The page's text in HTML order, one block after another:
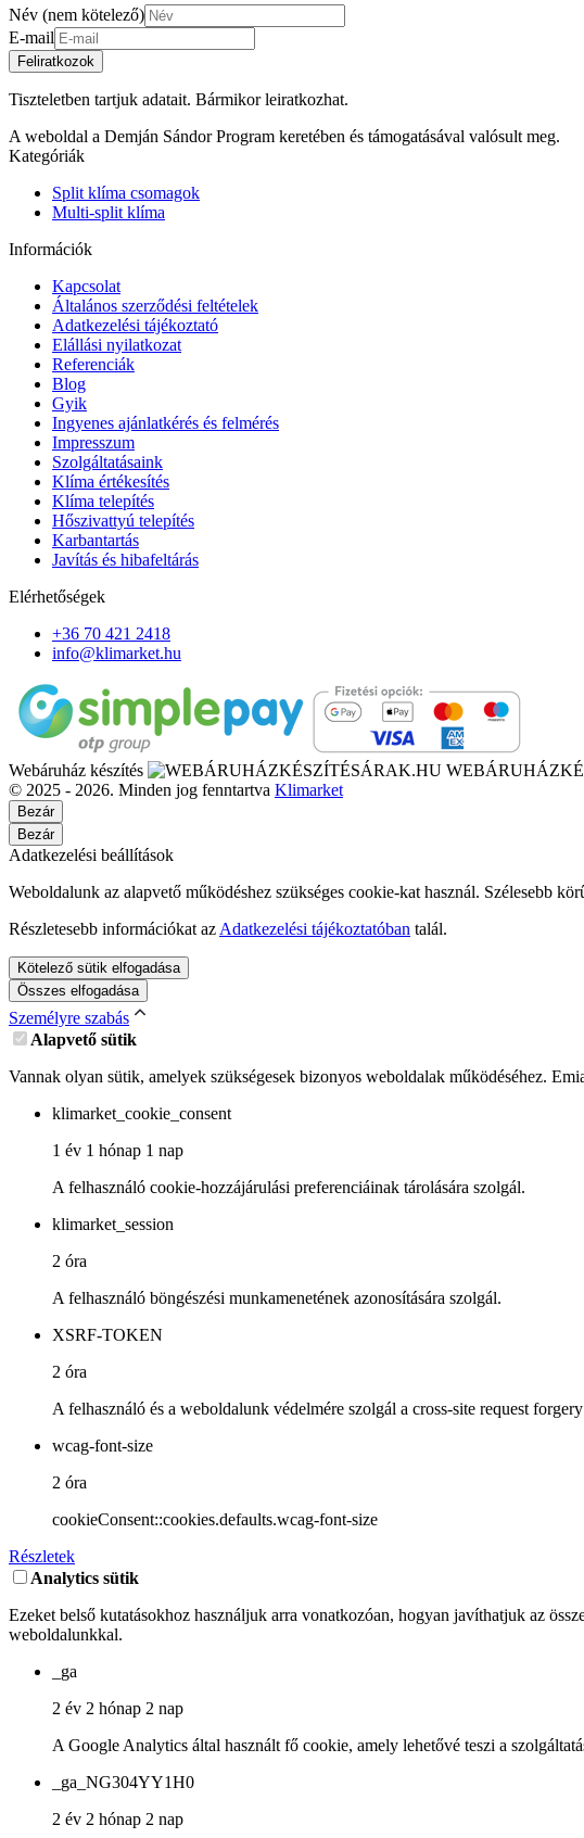
Név (nem kötelező)
E-mail
Feliratkozok
Tiszteletben tartjuk adatait. Bármikor leiratkozhat.
A weboldal a Demján Sándor Program keretében és támogatásával valósult meg.
Kategóriák
Split klíma csomagok
Multi-split klíma
Információk
Kapcsolat
Általános szerződési feltételek
Adatkezelési tájékoztató
Elállási nyilatkozat
Referenciák
Blog
Gyik
Ingyenes ajánlatkérés és felmérés
Impresszum
Szolgáltatásaink
Klíma értékesítés
Klíma telepítés
Hőszivattyú telepítés
Karbantartás
Javítás és hibafeltárás
Elérhetőségek
+36 70 421 2418
info@klimarket.hu
Webáruház készítés
© 2025 - 2026. Minden jog fenntartva Klimarket
Bezár
Bezár
Adatkezelési beállítások
Weboldalunk az alapvető működéshez szükséges cookie-kat használ. Szélesebb
Részletesebb információkat az Adatkezelési tájékoztatóban talál.
Kötelező sütik elfogadása
Összes elfogadása
Személyre szabás
Alapvető sütik
Vannak olyan sütik, amelyek szükségesek bizonyos weboldalak működéséhez.
klimarket_cookie_consent
1 év 1 hónap 1 nap
A felhasználó cookie-hozzájárulási preferenciáinak tárolására szolgál.
klimarket_session
2 óra
A felhasználó böngészési munkamenetének azonosítására szolgál.
XSRF-TOKEN
2 óra
A felhasználó és a weboldalunk védelmére szolgál a cross-site request
wcag-font-size
2 óra
cookieConsent::cookies.defaults.wcag-font-size
Részletek
Analytics sütik
Ezeket belső kutatásokhoz használjuk arra vonatkozóan, hogyan javíthatjuk az
weboldalunkkal.
_ga
2 év 2 hónap 2 nap
A Google Analytics által használt fő cookie, amely lehetővé teszi a
_ga_NG304YY1H0
2 év 2 hónap 2 nap